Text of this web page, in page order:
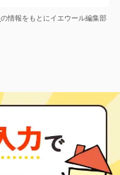
徒歩 14 分
の情報をもとにイエウール編集部